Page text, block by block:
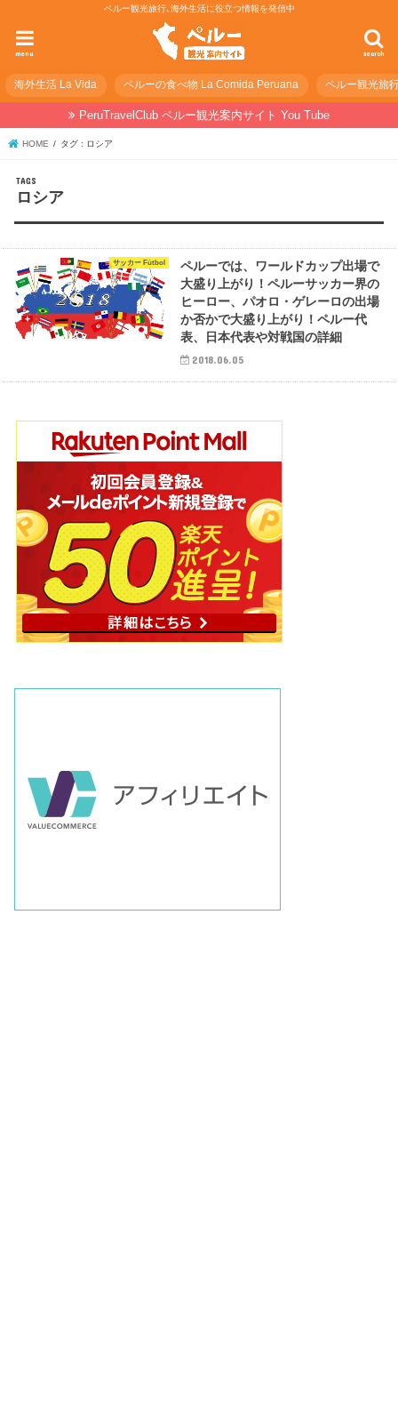
ペルー観光旅行､海外生活に役立つ情報を発信中
search
menu
海外生活 La Vida ペルーの食べ物 La Comida Peruana ペルー観光旅
PeruTravelClub ペルー観光案内サイト You Tube
HOME タグ : ロシア
ロシア
サッカー Fútbol
ペルーでは、ワールドカップ出場で
大盛り上がり！ペルーサッカー界の
ヒーロー、パオロ・ゲレーロの出場
か否かで大盛り上がり！ペルー代
表、日本代表や対戦国の詳細
2018.06.05